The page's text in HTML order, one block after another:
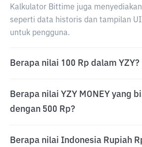
Kalkulator Bittime juga
seperti data historis dan tampilan
untuk pengguna.
Berapa nilai 100 Rp dalam YZY?
Berapa nilai YZY MONEY yang
dengan 500 Rp?
Berapa nilai Indonesia Rupiah